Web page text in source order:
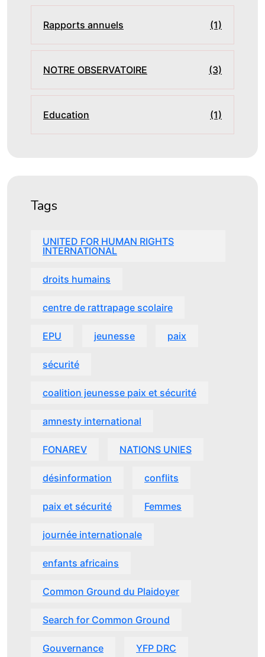
Rapports annuels (1)
NOTRE OBSERVATOIRE (3)
Education (1)
Tags
UNITED FOR HUMAN RIGHTS
INTERNATIONAL
droits humains
centre de rattrapage scolaire
EPU jeunesse paix
sécurité
coalition jeunesse paix et sécurité
amnesty international
FONAREV NATIONS UNIES
désinformation conflits
paix et sécurité Femmes
journée internationale
enfants africains
Common Ground du Plaidoyer
Search for Common Ground
Gouvernance YFP DRC